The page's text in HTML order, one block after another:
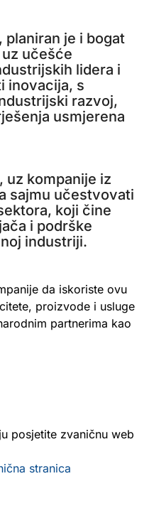
planiran je i bogat
učešće
lidera i
inovacija, s
razvoj,
usmjerena
uz kompanije iz
sajmu učestvovati
koji čine
i podrške
industriji.
da iskoriste ovu
proizvode i usluge
partnerima kao
posjetite zvaničnu web
stranica